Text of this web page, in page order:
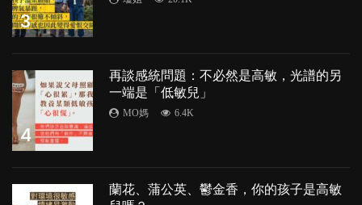
3
4
再談感統問題：不必然是高敏，光譜的另
一端是「低敏兒」
MO媽 6.4K
蘭花、蒲公英、鬱金香，你的孩子是高敏